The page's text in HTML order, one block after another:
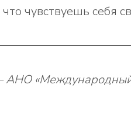
чувствуешь себя
АНО